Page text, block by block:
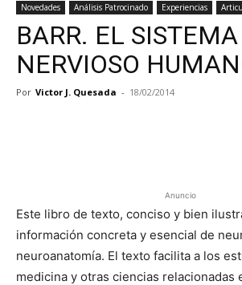
Novedades Análisis Patrocinado Experiencias
BARR. EL SISTEMA
NERVIOSO
Por Victor J. Quesada - 18/02/2014
Anuncio
Este libro de texto, conciso y bien
información concreta y esencial de
neuroanatomía. El texto facilita a los
medicina y otras ciencias relacionadas